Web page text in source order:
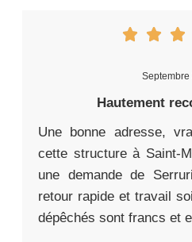
Septembre
Hautement
Une bonne adresse,
cette structure à Saint-
une demande de
retour rapide et travail
dépêchés sont francs et